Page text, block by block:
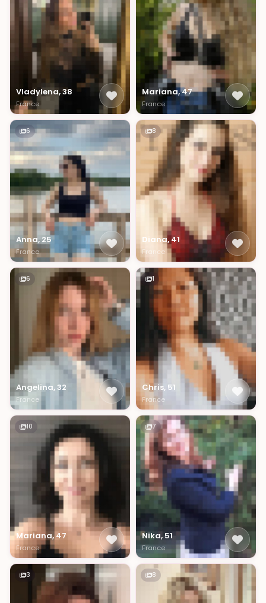
Vladylena, 38
France
Mariana, 47
France
6
Anna, 25
France
8
Diana, 41
France
6
Angelina, 32
France
1
Chris, 51
France
10
Mariana, 47
France
7
Nika, 51
France
3 8